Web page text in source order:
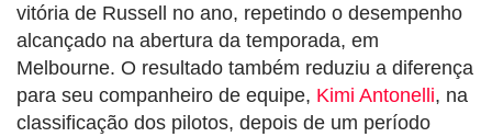
vitória de Russell no ano, repetindo o desempenho
alcançado na abertura da temporada, em
Melbourne. O resultado também reduziu a diferença
para seu companheiro de equipe, Kimi Antonelli, na
classificação dos pilotos, depois de um período